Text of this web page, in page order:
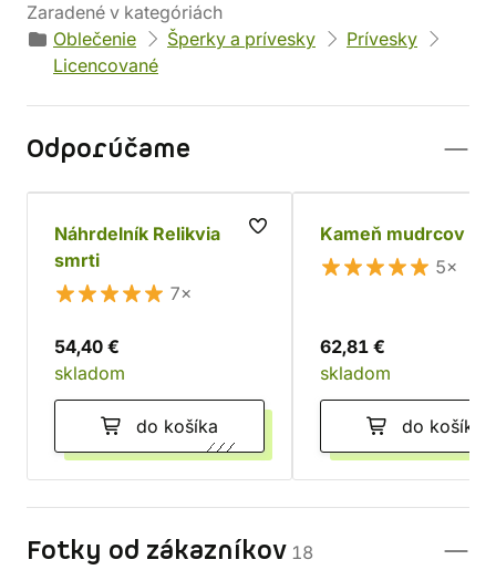
Zaradené v kategóriách
Oblečenie
Šperky a prívesky
Prívesky
Licencované
Odporúčame
Náhrdelník Relikvia
smrti
7×
54,40 €
skladom
do košíka
Kameň mudrcov
5×
62,81 €
skladom
do košíka
Fotky od zákazníkov 18